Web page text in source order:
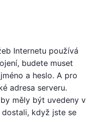
Internetu používá
budete muset
a heslo. A pro
adresa serveru.
měly být uvedeny v
když jste se